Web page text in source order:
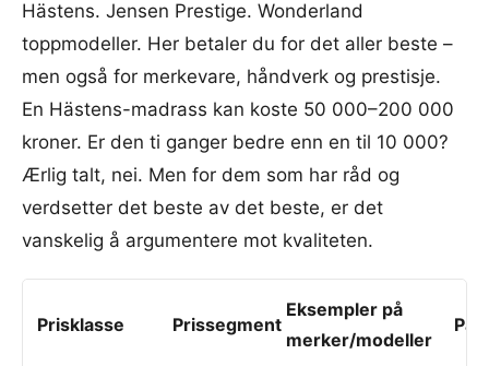
Hästens. Jensen Prestige. Wonderland
toppmodeller. Her betaler du for det aller beste –
men også for merkevare, håndverk og prestisje.
En Hästens-madrass kan koste 50 000–200 000
kroner. Er den ti ganger bedre enn en til 10 000?
Ærlig talt, nei. Men for dem som har råd og
verdsetter det beste av det beste, er det
vanskelig å argumentere mot kvaliteten.
Prisklasse Prissegment
Eksempler på
merker/modeller